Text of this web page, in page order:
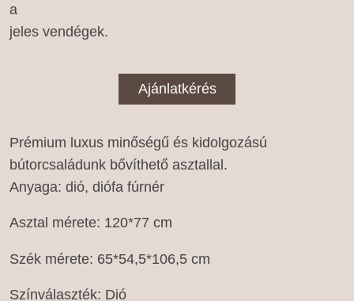
a
jeles vendégek.
Ajánlatkérés
Prémium luxus minőségű és kidolgozású
bútorcsaládunk bővíthető asztallal.
Anyaga: dió, diófa fúrnér
Asztal mérete: 120*77 cm
Szék mérete: 65*54,5*106,5 cm
Színválaszték: Dió